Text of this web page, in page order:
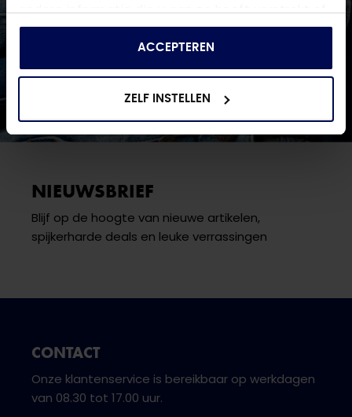
andere informatie die u aan ze heeft verstrekt of
die ze hebben verzameld op basis van uw gebruik
ACCEPTEREN
ZELF INSTELLEN
NIEUWSBRIEF
Blijf op de hoogte van nieuwe artikelen,
spijkerharde deals en leuke verrassingen
CONTACT
Onze klantenservice is bereikbaar op werkdagen
van 08.30 tot 17.00 uur.